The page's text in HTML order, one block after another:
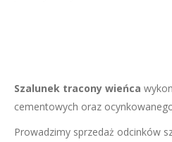
Szalunek tracony wieńca
cementowych oraz
Prowadzimy sprzedaż odcinków